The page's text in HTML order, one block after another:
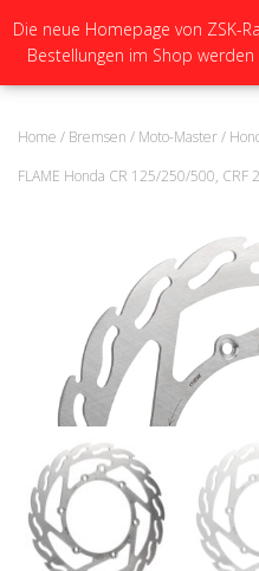
Home / Bremsen / Moto-Master/
FLAME Honda CR 125/250/500,
Die neue Homepage von ZSK-
Bestellungen im Shop